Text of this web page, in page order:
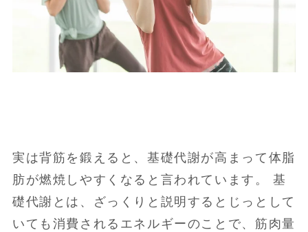
実は背筋を鍛えると、基礎代謝が高まって体脂
肪が燃焼しやすくなると言われています。 基
礎代謝とは、ざっくりと説明するとじっとして
いても消費されるエネルギーのことで、筋肉量